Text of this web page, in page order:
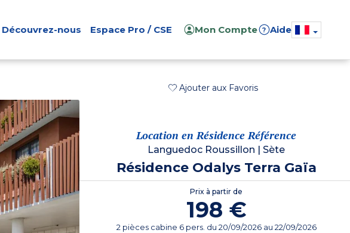
Découvrez-nous Espace Pro / CSE Mon Compte ? Aide
Ajouter aux Favoris
Location en Résidence Référence
Languedoc Roussillon Sète
Résidence Odalys Terra Gaïa
Prix à partir de
198 €
2 pièces cabine 6 pers. du 20/09/2026au 22/09/2026